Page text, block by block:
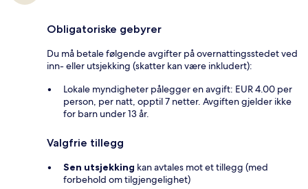
Obligatoriske gebyrer
Du må betale følgende avgifter på overnattingsstedet ved
inn- eller utsjekking (skatter kan være inkludert):
Lokale myndigheter pålegger en avgift: EUR 4.00 per
person, per natt, opptil 7 netter. Avgiften gjelder ikke
for barn under 13 år.
Valgfrie tillegg
Sen utsjekking kan avtales mot et tillegg (med
forbehold om tilgjengelighet)